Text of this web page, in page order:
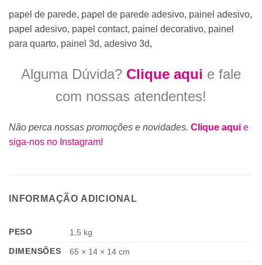
papel de parede, papel de parede adesivo, painel adesivo,
papel adesivo, papel contact, painel decorativo, painel
para quarto, painel 3d, adesivo 3d,
Alguma Dúvida? Clique aqui e fale
com nossas atendentes!
Não perca nossas promoções e novidades. Clique aqui e
siga-nos no Instagram!
INFORMAÇÃO ADICIONAL
PESO
1,5 kg
DIMENSÕES
65 × 14 × 14 cm